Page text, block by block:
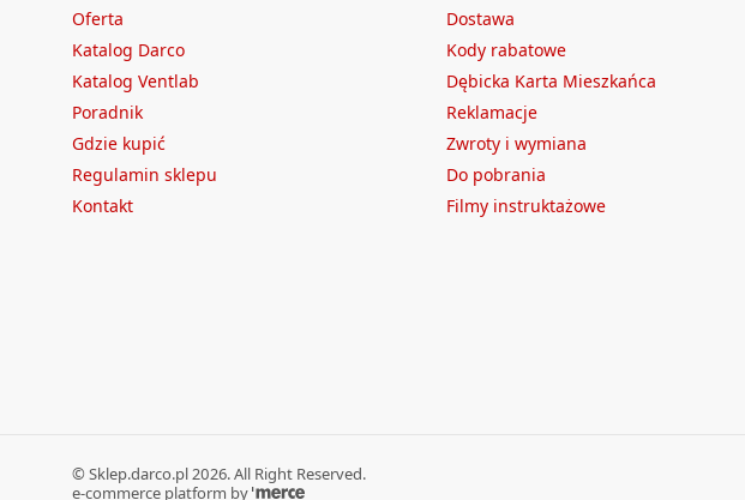
Oferta
Katalog Darco
Katalog Ventlab
Poradnik
Gdzie kupić
Regulamin sklepu
Kontakt
Dostawa
Kody rabatowe
Dębicka Karta Mieszkańca
Reklamacje
Zwroty i wymiana
Do pobrania
Filmy instruktażowe
© Sklep.darco.pl 2026. All Right Reserved.
e-commerce platform by